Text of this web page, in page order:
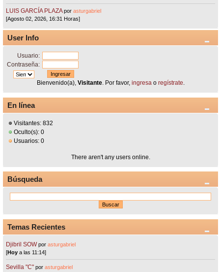
LUIS GARCÍA PLAZA porasturgabriel
[Agosto 02, 2026, 16:31 Horas]
User Info
Usuario:
Contraseña:
Bienvenido(a), Visitante. Por favor, ingresao regístrate.
En línea
Visitantes: 832
Oculto(s): 0
Usuarios: 0
There aren't any users online.
Búsqueda
Temas Recientes
Djibril SOW porasturgabriel
[Hoy a las 11:14]
Sevilla "C"porasturgabriel